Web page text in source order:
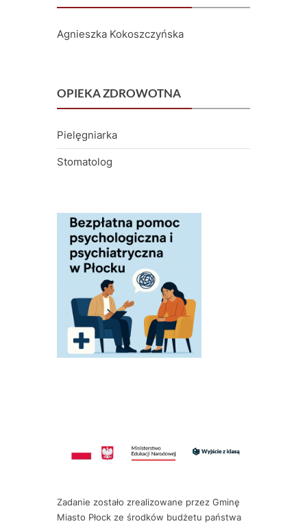
Agnieszka Kokoszczyńska
OPIEKA ZDROWOTNA
Pielęgniarka
Stomatolog
Zadanie zostało zrealizowane przez Gminę
Miasto Płock ze środków budżetu państwa